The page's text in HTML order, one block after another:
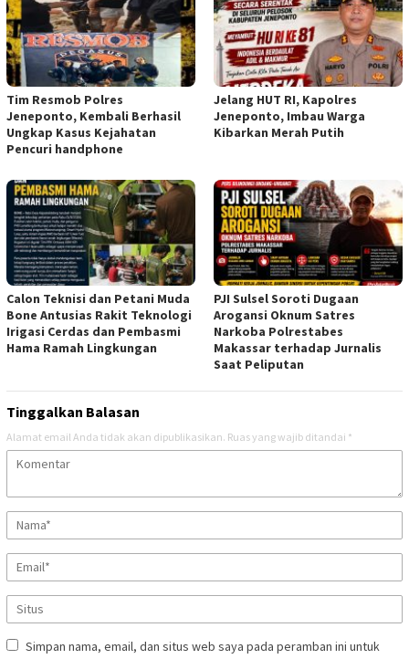
Tim Resmob Polres
Jeneponto, Kembali Berhasil
Ungkap Kasus Kejahatan
Pencuri handphone
Jelang HUT RI, Kapolres
Jeneponto, Imbau Warga
Kibarkan Merah Putih
Calon Teknisi dan Petani Muda
Bone Antusias Rakit Teknologi
Irigasi Cerdas dan Pembasmi
Hama Ramah Lingkungan
PJI Sulsel Soroti Dugaan
Arogansi Oknum Satres
Narkoba Polrestabes
Makassar terhadap Jurnalis
Saat Peliputan
Tinggalkan Balasan
Alamat email Anda tidak akan dipublikasikan. Ruas yang wajib ditandai *
Simpan nama, email, dan situs web saya pada peramban ini untuk